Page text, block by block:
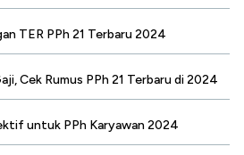
TER PPh 21 Terbaru 2024
Cek Rumus PPh 21 Terbaru di 2024
untuk PPh Karyawan 2024